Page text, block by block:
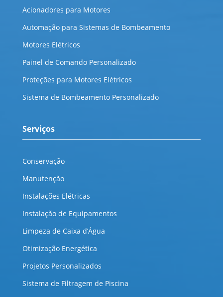
Acionadores para Motores
Automação para Sistemas de Bombeamento
Motores Elétricos
Painel de Comando Personalizado
Proteções para Motores Elétricos
Sistema de Bombeamento Personalizado
Serviços
Conservação
Manutenção
Instalações Elétricas
Instalação de Equipamentos
Limpeza de Caixa d’Água
Otimização Energética
Projetos Personalizados
Sistema de Filtragem de Piscina